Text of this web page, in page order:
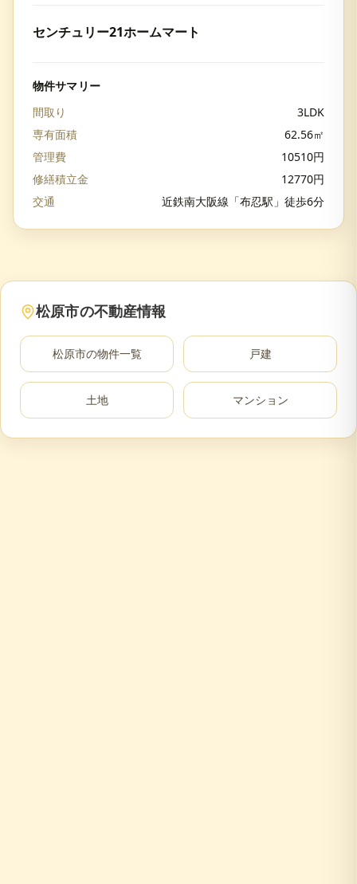
センチュリー21ホームマート
物件サマリー
間取り
3LDK
専有面積
62.56㎡
管理費
10510円
修繕積立金
12770円
交通
近鉄南大阪線「布忍駅」徒歩6分
松原市の不動産情報
松原市の物件一覧 戸建
土地 マンション